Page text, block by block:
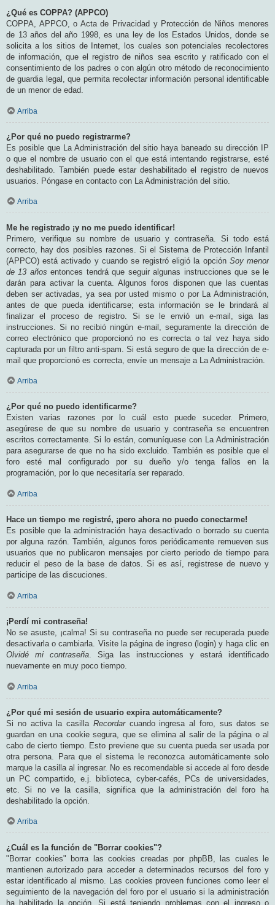
¿Qué es COPPA? (APPCO)
COPPA, APPCO, o Acta de Privacidad y Protección de Niños menores
de 13 años del año 1998, es una ley de los Estados Unidos, donde se
solicita a los sitios de Internet, los cuales son potenciales recolectores
de información, que el registro de niños sea escrito y ratificado con el
consentimiento de los padres o con algún otro método de reconocimiento
de guardia legal, que permita recolectar información personal identificable
de un menor de edad.
Arriba
¿Por qué no puedo registrarme?
Es posible que La Administración del sitio haya baneado su dirección IP
o que el nombre de usuario con el que está intentando registrarse, esté
deshabilitado. También puede estar deshabilitado el registro de nuevos
usuarios. Póngase en contacto con La Administración del sitio.
Arriba
Me he registrado ¡y no me puedo identificar!
Primero, verifique su nombre de usuario y contraseña. Si todo está
correcto, hay dos posibles razones. Si el Sistema de Protección Infantil
(APPCO) está activado y cuando se registró eligió la opción Soy menor
de 13 años entonces tendrá que seguir algunas instrucciones que se le
darán para activar la cuenta. Algunos foros disponen que las cuentas
deben ser activadas, ya sea por usted mismo o por La Administración,
antes de que pueda identificarse; esta información se le brindará al
finalizar el proceso de registro. Si se le envió un e-mail, siga las
instrucciones. Si no recibió ningún e-mail, seguramente la dirección de
correo electrónico que proporcionó no es correcta o tal vez haya sido
capturada por un filtro anti-spam. Si está seguro de que la dirección de e-
mail que proporcionó es correcta, envíe un mensaje a La Administración.
Arriba
¿Por qué no puedo identificarme?
Existen varias razones por lo cuál esto puede suceder. Primero,
asegúrese de que su nombre de usuario y contraseña se encuentren
escritos correctamente. Si lo están, comuníquese con La Administración
para asegurarse de que no ha sido excluido. También es posible que el
foro esté mal configurado por su dueño y/o tenga fallos en la
programación, por lo que necesitaría ser reparado.
Arriba
Hace un tiempo me registré, ¡pero ahora no puedo conectarme!
Es posible que la administración haya desactivado o borrado su cuenta
por alguna razón. También, algunos foros periódicamente remueven sus
usuarios que no publicaron mensajes por cierto periodo de tiempo para
reducir el peso de la base de datos. Si es así, registrese de nuevo y
participe de las discuciones.
Arriba
¡Perdí mi contraseña!
No se asuste, ¡calma! Si su contraseña no puede ser recuperada puede
desactivarla o cambiarla. Visite la página de ingreso (login) y haga clic en
Olvidé mi contraseña. Siga las instrucciones y estará identificado
nuevamente en muy poco tiempo.
Arriba
¿Por qué mi sesión de usuario expira automáticamente?
Si no activa la casilla Recordarcuando ingresa al foro, sus datos se
guardan en una cookie segura, que se elimina al salir de la página o al
cabo de cierto tiempo. Esto previene que su cuenta pueda ser usada por
otra persona. Para que el sistema le reconozca automáticamente solo
marque la casilla al ingresar. No es recomendable si accede al foro desde
un PC compartido, e.j. biblioteca, cyber-cafés, PCs de universidades,
etc. Si no ve la casilla, significa que la administración del foro ha
deshabilitado la opción.
Arriba
¿Cuál es la función de "Borrar cookies"?
"Borrar cookies" borra las cookies creadas por phpBB, las cuales le
mantienen autorizado para acceder a determinados recursos del foro y
estar identificado al mismo. Las cookies proveen funciones como leer el
seguimiento de la navegación del foro por el usuario si la administración
ha habilitado la opción. Si está teniendo problemas con el ingreso o